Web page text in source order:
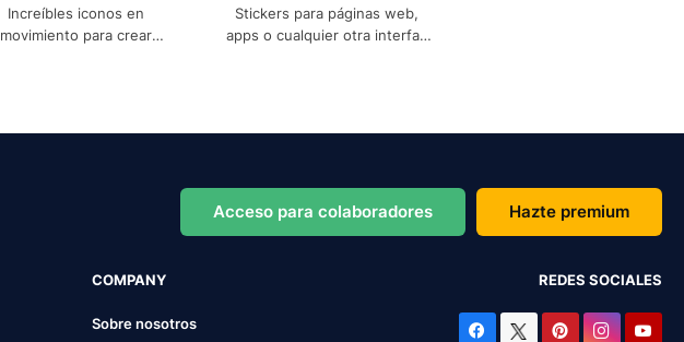
Increíbles iconos en
movimiento para crear
Stickers para páginas web,
apps o cualquier otra interfaz
Acceso para colaboradores Hazte premium
COMPANY
Sobre nosotros
REDES SOCIALES